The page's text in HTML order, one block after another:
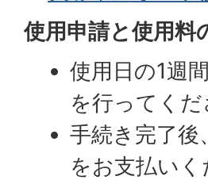
使用申請と使用料
使用日の1週
を行ってくだ
手続き完了後
をお支払いく